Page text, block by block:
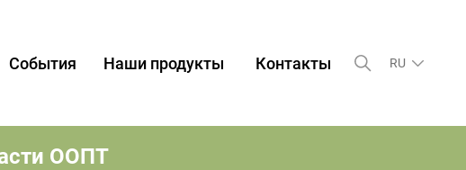
События Наши продукты Контакты RU
ООПТ